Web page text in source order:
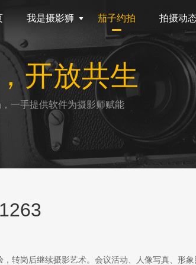
我是摄影狮 茄子约拍 拍摄动
开放共生
一手提供软件为摄影师赋能
转岗后继续摄影艺术。会议活动、人像写真、形